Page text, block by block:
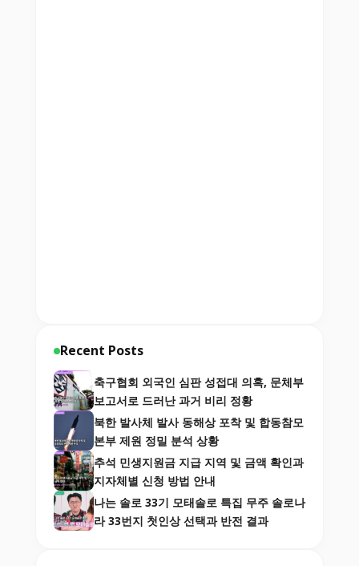
Recent Posts
축구협회 외국인 심판 성접대 의혹, 문체부
보고서로 드러난 과거 비리 정황
북한 발사체 발사 동해상 포착 및 합동참모
본부 제원 정밀 분석 상황
추석 민생지원금 지급 지역 및 금액 확인과
지자체별 신청 방법 안내
나는 솔로 33기 모태솔로 특집 무주 솔로나
라 33번지 첫인상 선택과 반전 결과